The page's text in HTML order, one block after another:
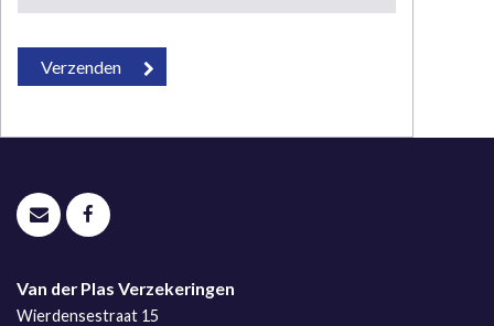
Van der Plas Verzekeringen
Wierdensestraat 15